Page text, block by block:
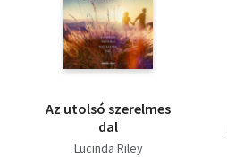
Az utolsó szerelmes
dal
Lucinda Riley